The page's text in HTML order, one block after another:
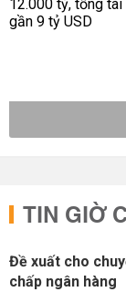
TIN GIỜ
Đề xuất cho
chấp ngân hàng